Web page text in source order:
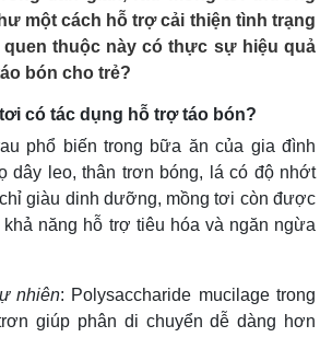
một cách hỗ trợ cải thiện tình trạng
quen thuộc này có thực sự hiệu quả
bón cho trẻ?
có tác dụng hỗ trợ táo bón?
phổ biến trong bữa ăn của gia đình
dây leo, thân trơn bóng, lá có độ nhớt
giàu dinh dưỡng, mồng tơi còn được
năng hỗ trợ tiêu hóa và ngăn ngừa
nhiên: Polysaccharide mucilage trong
giúp phân di chuyển dễ dàng hơn